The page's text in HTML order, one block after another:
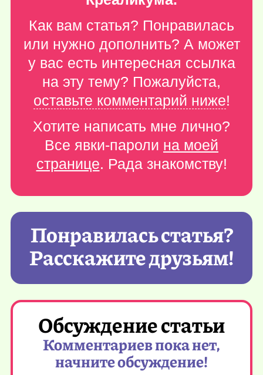
Как вам статья? Понравилась
или нужно дополнить? А может
у вас есть интересная ссылка
на эту тему? Пожалуйста,
оставьте комментарий ниже!
Хотите написать мне лично?
Все явки-пароли на моей
странице. Рада знакомству!
Понравилась статья?
Расскажите друзьям!
Обсуждение статьи
Комментариев пока нет,
начните обсуждение!